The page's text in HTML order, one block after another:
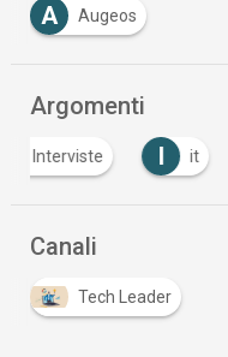
A
Augeos
Argomenti
Interviste it
Canali
Tech Leader